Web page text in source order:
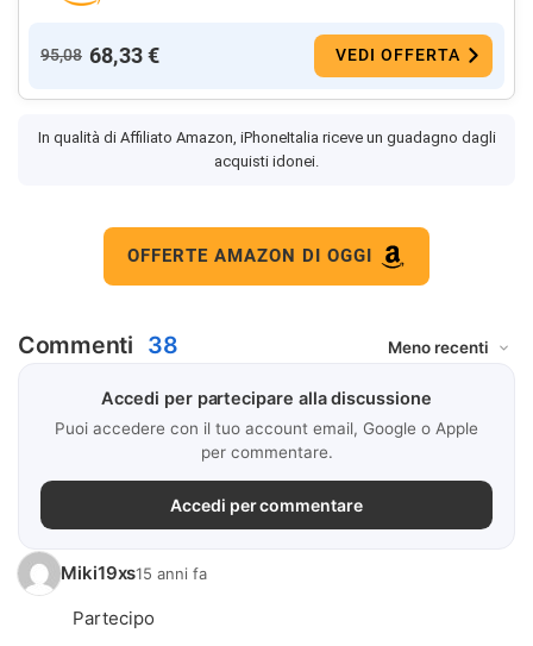
95,08 68,33 € VEDI OFFERTA
In qualità di Affiliato Amazon, iPhoneItalia riceve un guadagno dagli
acquisti idonei.
OFFERTE AMAZON DI OGGI
Commenti 38
Accedi per partecipare alla discussione
Puoi accedere con il tuo account email, Google o Apple
per commentare.
Accedi per commentare
Miki19xs15 anni fa
Partecipo